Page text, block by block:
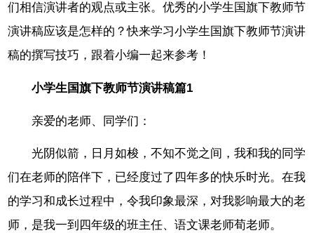
们相信演讲者的观点或主张。优秀的小学生国旗下教师节
演讲稿应该是怎样的？快来学习小学生国旗下教师节演讲
稿的撰写技巧，跟着小编一起来参考！
小学生国旗下教师节演讲稿篇1
亲爱的老师、同学们：
光阴似箭，日月如梭，不知不觉之间，我和我的同学
们在老师的陪伴下，已经度过了四年多的快乐时光。在我
的学习和成长过程中，令我印象最深，对我影响最大的老
师，是我一到四年级的班主任、语文课老师荀老师。